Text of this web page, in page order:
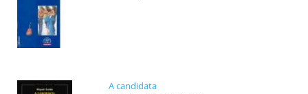
A candidata